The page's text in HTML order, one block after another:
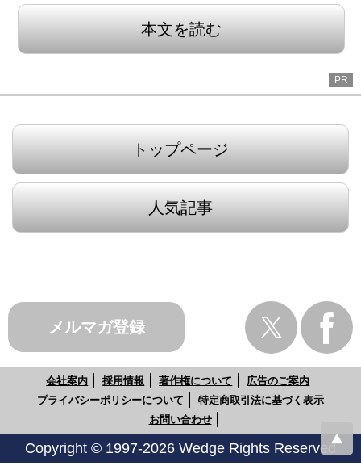
本文を読む
PR
トップページ
人気記事
メルマガ登録
会社案内 採用情報 著作権について
広告のご案内
プライバシーポリシーについて
特定商取引法に基づく表示
お問い合わせ
Copyright © 1997-2026 Wedge Rights Reserved